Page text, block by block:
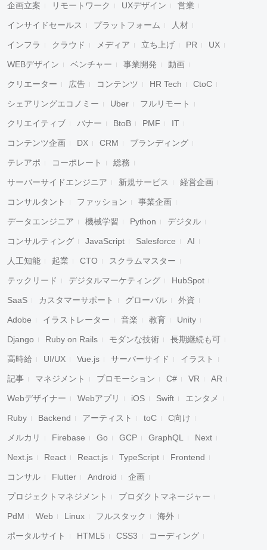
企画立案 リモートワーク UXデザイン 営業
インサイドセールス プラットフォーム 人材
インフラ クラウド メディア 立ち上げ PR UX
WEBデザイン ベンチャー 事業開発 動画
クリエーター 広告 コンテンツ HR Tech CtoC
シェアリングエコノミー Uber フルリモート
クリエイティブ バナー BtoB PMF IT
コンテンツ企画 DX CRM ブランディング
テレアポ コーポレート 総務
サーバーサイドエンジニア 新規サービス 経営企画
コンサルタント ファッション 事業企画
データエンジニア 機械学習 Python デジタル
コンサルティング JavaScript Salesforce AI
人工知能 起業 CTO スクラムマスター
テックリード デジタルマーケティング HubSpot
SaaS カスタマーサポート グローバル 外資
Adobe イラストレーター 音楽 教育 Unity
Django Ruby on Rails モダンな技術 長期継続も可
高時給 UI/UX Vue.js サーバーサイド イラスト
記事 マネジメント プロモーション C# VR AR
Webデザイナー Webアプリ iOS Swift エンタメ
Ruby Backend アーティスト toC C向け
メルカリ Firebase Go GCP GraphQL Next
Next.js React React.js TypeScript Frontend
コンサル Flutter Android 企画
プロジェクトマネジメント プロダクトマネージャー
PdM Web Linux フルスタック 海外
ポータルサイト HTML5 CSS3 コーディング